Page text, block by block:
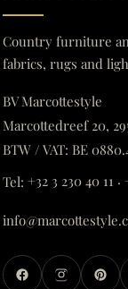
Country furniture
fabrics, rugs and
BV Marcottestyle
Marcottedreef 20,
BTW / VAT: BE
Tel: +32 3 230 40 11 ·